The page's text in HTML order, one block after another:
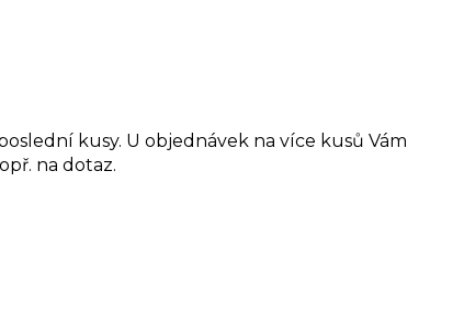
kusy. U objednávek na více kusů Vám
na dotaz.